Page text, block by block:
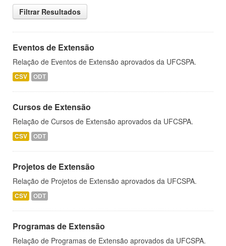
Filtrar Resultados
Eventos de Extensão
Relação de Eventos de Extensão aprovados da UFCSPA.
CSV ODT
Cursos de Extensão
Relação de Cursos de Extensão aprovados da UFCSPA.
CSV ODT
Projetos de Extensão
Relação de Projetos de Extensão aprovados da UFCSPA.
CSV ODT
Programas de Extensão
Relação de Programas de Extensão aprovados da UFCSPA.